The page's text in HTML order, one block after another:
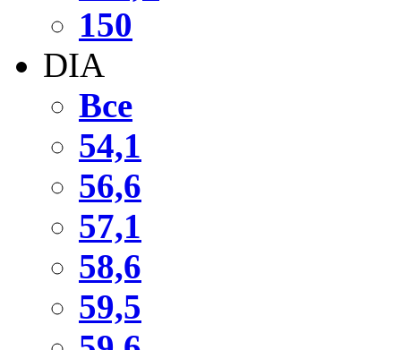
150
DIA
Все
54,1
56,6
57,1
58,6
59,5